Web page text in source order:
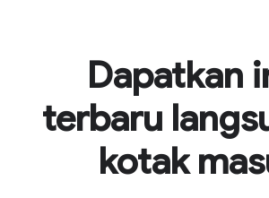
Dapatkan
terbaru
kotak